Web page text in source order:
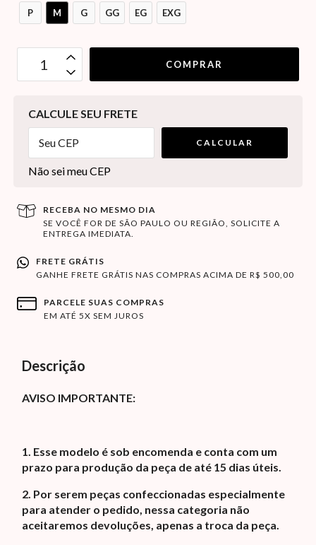
P M G GG EG EXG
OPÇÕES DE FRETE
CALCULE SEU FRETE
CALCULAR
Não sei meu CEP
RECEBA NO MESMO DIA
SE VOCÊ FOR DE SÃO PAULO OU REGIÃO, SOLICITE A
ENTREGA IMEDIATA.
FRETE GRÁTIS
GANHE FRETE GRÁTIS NAS COMPRAS ACIMA DE R$ 500,00
PARCELE SUAS COMPRAS
EM ATÉ 5X SEM JUROS
Descrição
AVISO IMPORTANTE:
1. Esse modelo é sob encomenda e conta com um
prazo para produção da peça de até 15 dias úteis.
2. Por serem peças confeccionadas especialmente
para atender o pedido, nessa categoria não
aceitaremos devoluções, apenas a troca da peça.